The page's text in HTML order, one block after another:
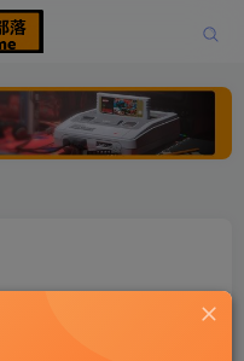
打赏